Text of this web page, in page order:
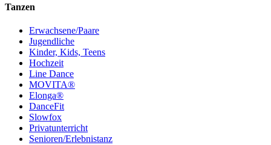
Tanzen
Erwachsene/Paare
Jugendliche
Kinder, Kids, Teens
Hochzeit
Line Dance
MOVITA®
Elonga®
DanceFit
Slowfox
Privatunterricht
Senioren/Erlebnistanz